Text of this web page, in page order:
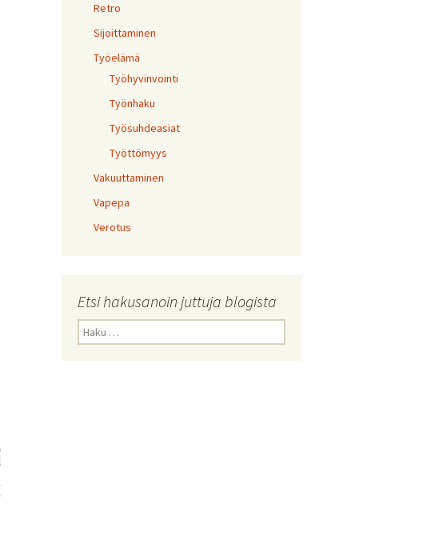
Retro
Sijoittaminen
Työelämä
Työhyvinvointi
Työnhaku
Työsuhdeasiat
Työttömyys
Vakuuttaminen
Vapepa
Verotus
Etsi hakusanoin juttuja blogista
Haku: